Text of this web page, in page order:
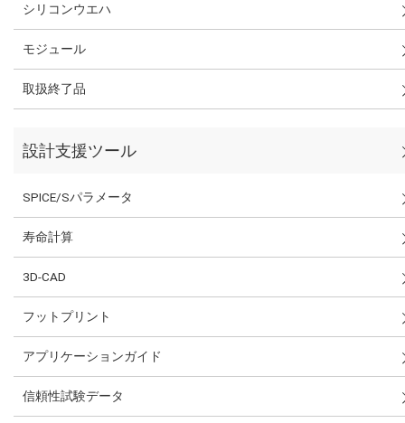
シリコンウエハ
モジュール
取扱終了品
設計支援ツール
SPICE/Sパラメータ
寿命計算
3D-CAD
フットプリント
アプリケーションガイド
信頼性試験データ